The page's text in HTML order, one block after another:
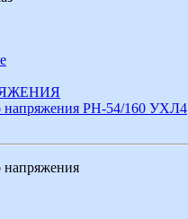
напряжения РН-54/160 УХЛ4
напряжения